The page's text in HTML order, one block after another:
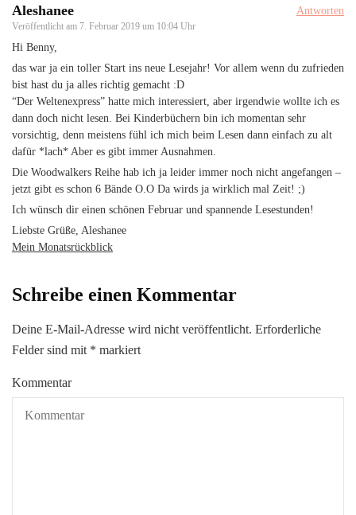
Aleshanee
Veröffentlicht am 7. Februar 2019 um 10:04 Uhr
Antworten
Hi Benny,
das war ja ein toller Start ins neue Lesejahr! Vor allem wenn du zufrieden
bist hast du ja alles richtig gemacht :D
“Der Weltenexpress” hatte mich interessiert, aber irgendwie wollte ich es
dann doch nicht lesen. Bei Kinderbüchern bin ich momentan sehr
vorsichtig, denn meistens fühl ich mich beim Lesen dann einfach zu alt
dafür *lach* Aber es gibt immer Ausnahmen.
Die Woodwalkers Reihe hab ich ja leider immer noch nicht angefangen –
jetzt gibt es schon 6 Bände O.O Da wirds ja wirklich mal Zeit! ;)
Ich wünsch dir einen schönen Februar und spannende Lesestunden!
Liebste Grüße, Aleshanee
Mein Monatsrückblick
Schreibe einen Kommentar
Deine E-Mail-Adresse wird nicht veröffentlicht. Erforderliche
Felder sind mit * markiert
Kommentar